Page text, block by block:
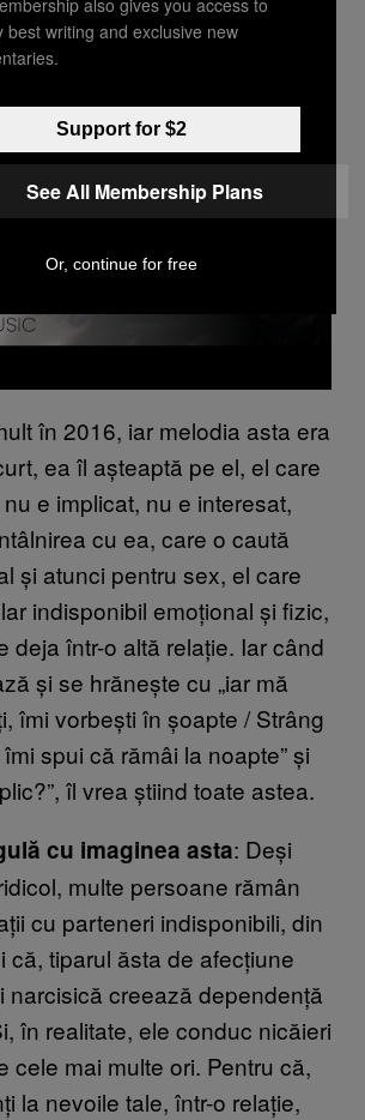
în 2016, iar melodia asta era
ea îl așteaptă pe el, el care
e implicat, nu e interesat,
cu ea, care o caută
și atunci pentru sex, el care
indisponibil emoțional și fizic,
deja într-o altă relație. Iar când
și se hrănește cu „iar mă
îmi vorbești în șoapte / Strâng
spui că rămâi la noapte” și
îl vrea știind toate astea.
cu imaginea asta: Deși
multe persoane rămân
cu parteneri indisponibili, din
că, tiparul ăsta de afecțiune
narcisică creează dependență
în realitate, ele conduc nicăieri
cele mai multe ori. Pentru că,
la nevoile tale, într-o relație,
best writing and exclusive new
Support for $2
See All Membership Plans
Or, continue for free